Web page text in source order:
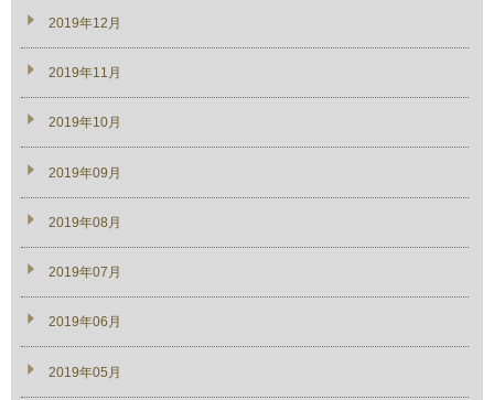
2019年12月
2019年11月
2019年10月
2019年09月
2019年08月
2019年07月
2019年06月
2019年05月